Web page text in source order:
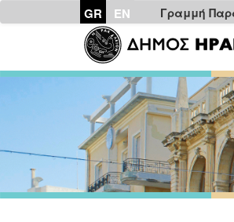
GR EN Γραμμή